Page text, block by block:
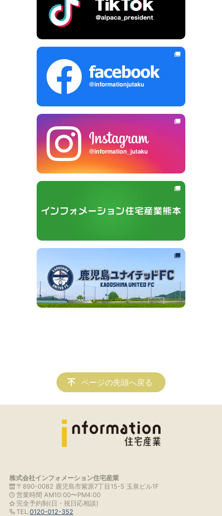
ページの先頭へ戻る
株式会社インフォメーション住宅産業
〒890-0082 鹿児島市紫原7丁目15-5 玉泉ビル1F
営業時間 AM10:00〜PM4:00
完全予約制(日・祝日応相談)
TEL.0120-012-352